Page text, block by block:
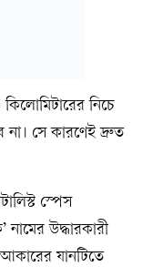
নিচে
না। সে কারণেই দ্রুত
স্পেস
উদ্ধারকারী
যানটিতে